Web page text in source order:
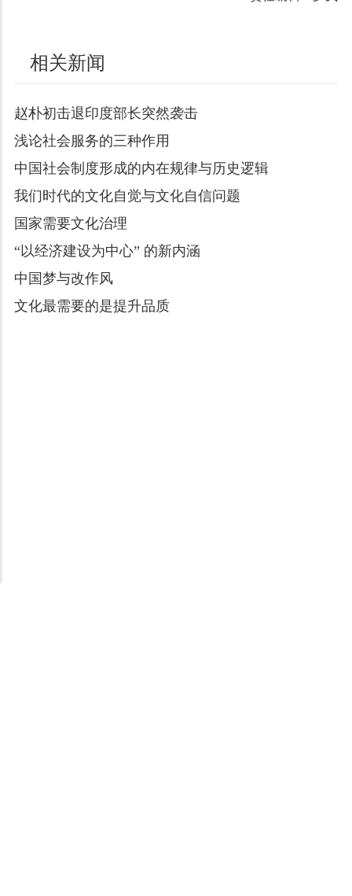
相关新闻
赵朴初击退印度部长突然袭击
浅论社会服务的三种作用
中国社会制度形成的内在规律与历史逻辑
我们时代的文化自觉与文化自信问题
国家需要文化治理
“以经济建设为中心” 的新内涵
中国梦与改作风
文化最需要的是提升品质